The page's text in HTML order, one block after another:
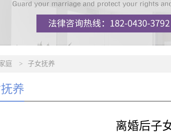
庭 > 子女抚养
养
离婚后子